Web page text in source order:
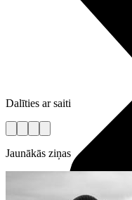
Dalīties ar saiti
Jaunākās ziņas